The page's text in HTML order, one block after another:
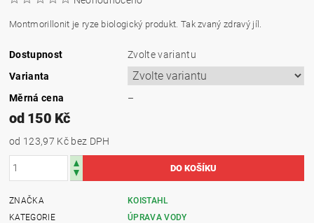
Montmorillonit je ryze biologický produkt. Tak zvaný zdravý jíl.
Dostupnost
Zvolte variantu
Varianta
Měrná cena
–
od 150 Kč
od 123,97 Kč bez DPH
ZNAČKA
KOISTAHL
KATEGORIE
ÚPRAVA VODY